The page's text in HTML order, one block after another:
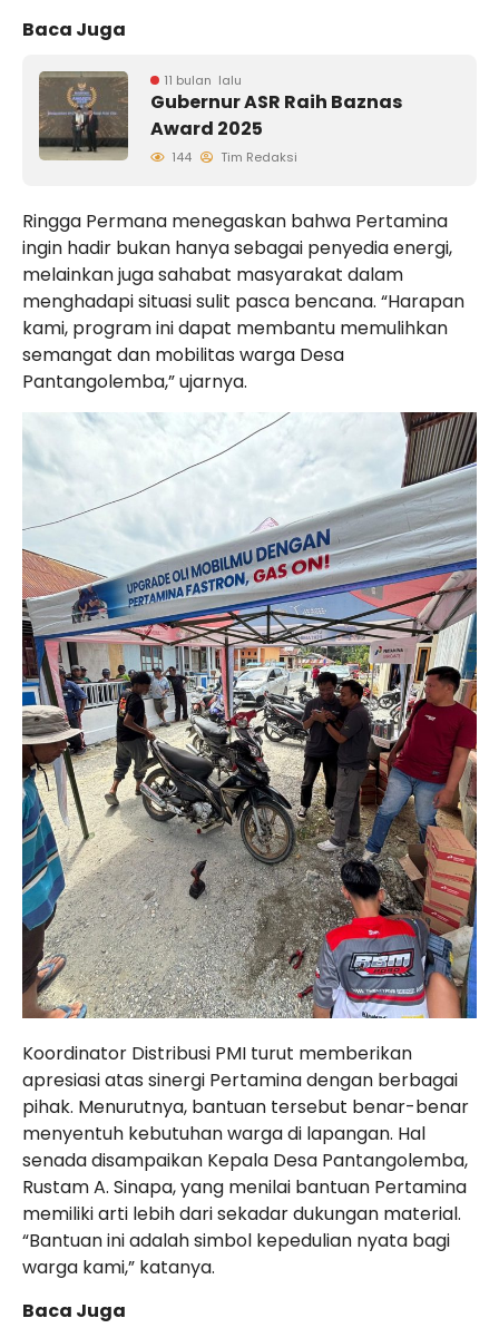
Baca Juga
11 bulan lalu
Gubernur ASR Raih Baznas
Award 2025
144 Tim Redaksi
Ringga Permana menegaskan bahwa Pertamina
ingin hadir bukan hanya sebagai penyedia energi,
melainkan juga sahabat masyarakat dalam
menghadapi situasi sulit pasca bencana. “Harapan
kami, program ini dapat membantu memulihkan
semangat dan mobilitas warga Desa
Pantangolemba,” ujarnya.
Koordinator Distribusi PMI turut memberikan
apresiasi atas sinergi Pertamina dengan berbagai
pihak. Menurutnya, bantuan tersebut benar-benar
menyentuh kebutuhan warga di lapangan. Hal
senada disampaikan Kepala Desa Pantangolemba,
Rustam A. Sinapa, yang menilai bantuan Pertamina
memiliki arti lebih dari sekadar dukungan material.
“Bantuan ini adalah simbol kepedulian nyata bagi
warga kami,” katanya.
Baca Juga